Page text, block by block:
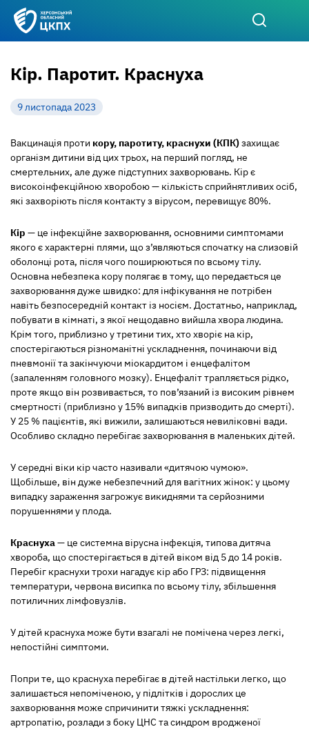
Кір. Паротит. Краснуха
9 листопада 2023
Вакцинація проти кору, паротиту, краснухи (КПК)захищає
організм дитини від цих трьох, на перший погляд, не
смертельних, але дуже підступних захворювань. Кір є
високоінфекційною хворобою — кількість сприйнятливих осіб,
які захворіють після контакту з вірусом, перевищує 80%.
Кір — це інфекційне захворювання, основними симптомами
якого є характерні плями, що з’являються спочатку на слизовій
оболонці рота, після чого поширюються по всьому тілу.
Основна небезпека кору полягає в тому, що передається це
захворювання дуже швидко: для інфікування не потрібен
навіть безпосередній контакт із носієм. Достатньо, наприклад,
побувати в кімнаті, з якої нещодавно вийшла хвора людина.
Крім того, приблизно у третини тих, хто хворіє на кір,
спостерігаються різноманітні ускладнення, починаючи від
пневмонії та закінчуючи міокардитом і енцефалітом
(запаленням головного мозку). Енцефаліт трапляється рідко,
проте якщо він розвивається, то пов’язаний із високим рівнем
смертності (приблизно у 15% випадків призводить до смерті).
У 25 % пацієнтів, які вижили, залишаються невиліковні вади.
Особливо складно перебігає захворювання в маленьких дітей.
У середні віки кір часто називали «дитячою чумою».
Щобільше, він дуже небезпечний для вагітних жінок: у цьому
випадку зараження загрожує викиднями та серйозними
порушеннями у плода.
Краснуха— це системна вірусна інфекція, типова дитяча
хвороба, що спостерігається в дітей віком від 5 до 14 років.
Перебіг краснухи трохи нагадує кір або ГРЗ: підвищення
температури, червона висипка по всьому тілу, збільшення
потиличних лімфовузлів.
У дітей краснуха може бути взагалі не помічена через легкі,
непостійні симптоми.
Попри те, що краснуха перебігає в дітей настільки легко, що
залишається непоміченою, у підлітків і дорослих це
захворювання може спричинити тяжкі ускладнення:
артропатію, розлади з боку ЦНС та синдром вродженої